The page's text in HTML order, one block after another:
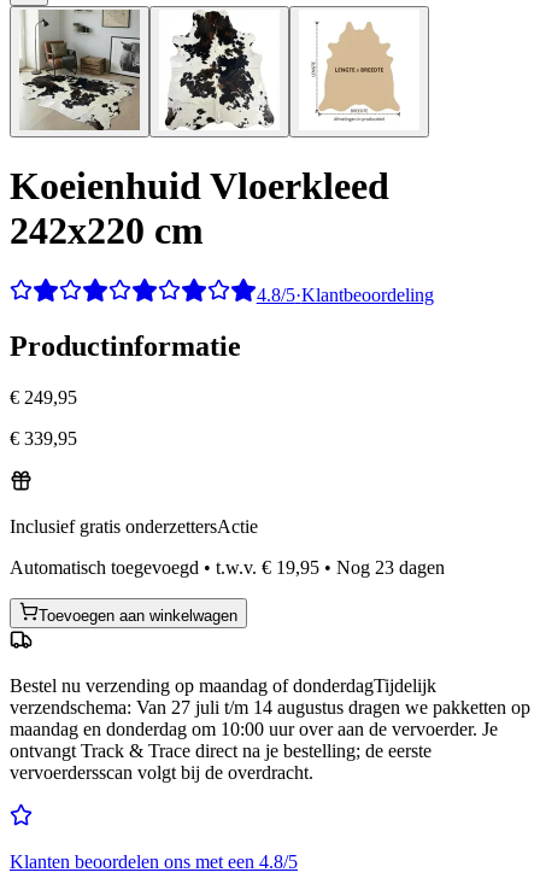
Koeienhuid Vloerkleed
242x220 cm
4.8/5·Klantbeoordeling
Productinformatie
€ 249,95
€ 339,95
Inclusief gratis onderzettersActie
Automatisch toegevoegd • t.w.v. € 19,95 • Nog 23 dagen
Toevoegen aan winkelwagen
Bestel nu verzending op maandag of donderdagTijdelijk
verzendschema: Van 27 juli t/m 14 augustus dragen we pakketten op
maandag en donderdag om 10:00 uur over aan de vervoerder. Je
ontvangt Track & Trace direct na je bestelling; de eerste
vervoerdersscan volgt bij de overdracht.
Klanten beoordelen ons met een 4.8/5